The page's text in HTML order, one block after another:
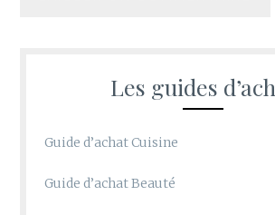
Les guides
Guide d’achat Cuisine
Guide d’achat Beauté